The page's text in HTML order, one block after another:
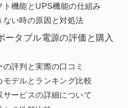
ト機能とUPS機能の仕組み
ない時の原因と対処法
ータブル電源の評価と購入
の評判と実際の口コミ
モデルとランキング比較
サービスの詳細について